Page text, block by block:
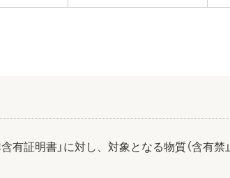
証明書」に対し、対象となる物質（含有禁